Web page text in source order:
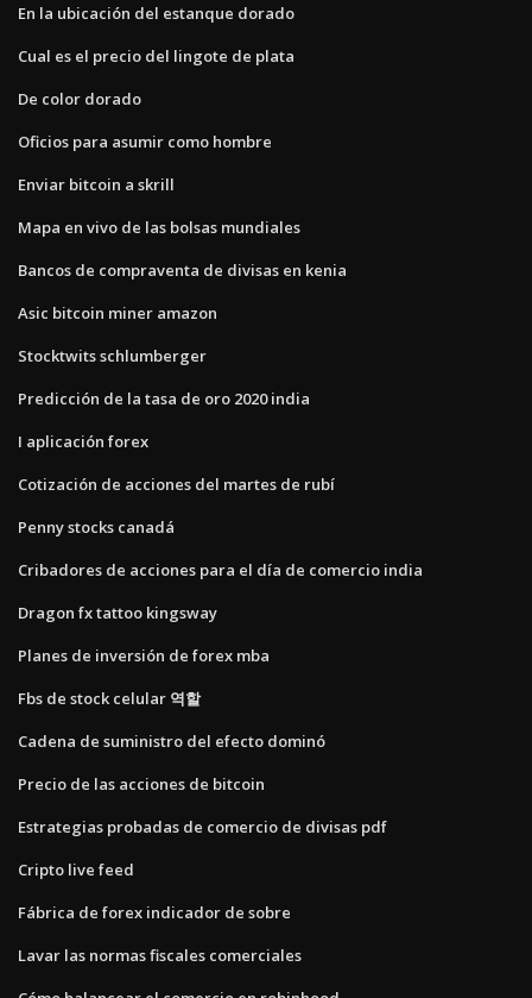
En la ubicación del estanque dorado
Cual es el precio del lingote de plata
De color dorado
Oficios para asumir como hombre
Enviar bitcoin a skrill
Mapa en vivo de las bolsas mundiales
Bancos de compraventa de divisas en kenia
Asic bitcoin miner amazon
Stocktwits schlumberger
Predicción de la tasa de oro 2020 india
I aplicación forex
Cotización de acciones del martes de rubí
Penny stocks canadá
Cribadores de acciones para el día de comercio india
Dragon fx tattoo kingsway
Planes de inversión de forex mba
Fbs de stock celular 역할
Cadena de suministro del efecto dominó
Precio de las acciones de bitcoin
Estrategias probadas de comercio de divisas pdf
Cripto live feed
Fábrica de forex indicador de sobre
Lavar las normas fiscales comerciales